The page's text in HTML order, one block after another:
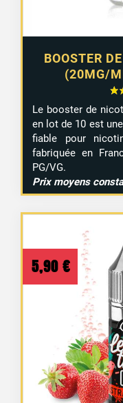
BOOSTER
(20MG/
Le booster de
en lot de 10 est
fiable pour
fabriquée en
PG/VG.
Prix moyens
5,90 €